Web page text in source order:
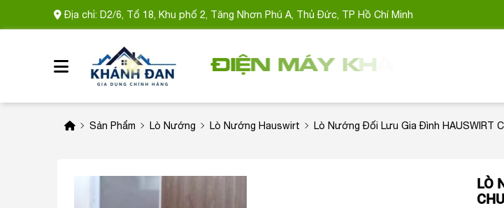
Địa chỉ: D2/6, Tổ 18, Khu phố 2, Tăng Nhơn Phú A, Thủ Đức, TP Hồ Chí Minh
Sản Phẩm Lò Nướng Lò Nướng Hauswirt Lò Nướng Đối Lưu Gia Đình HAUSWIRT
LÒ